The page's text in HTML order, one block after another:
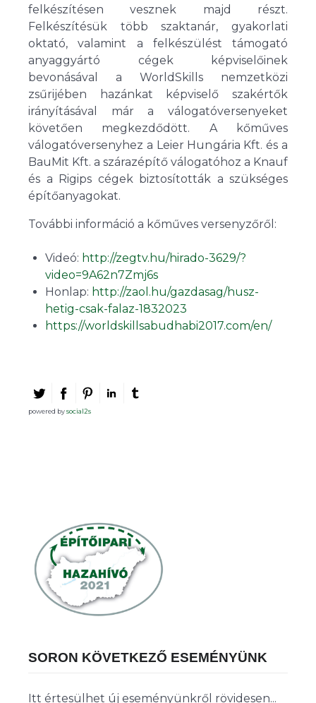
felkészítésen vesznek majd részt.
Felkészítésük több szaktanár, gyakorlati
oktató, valamint a felkészülést támogató
anyaggyártó cégek képviselőinek
bevonásával a WorldSkills nemzetközi
zsűrijében hazánkat képviselő szakértők
irányításával már a válogatóversenyeket
követően megkezdődött. A kőműves
válogatóversenyhez a Leier Hungária Kft. és a
BauMit Kft. a szárazépítő válogatóhoz a Knauf
és a Rigips cégek biztosították a szükséges
építőanyagokat.
További információ a kőműves versenyzőről:
Videó: http://zegtv.hu/hirado-3629/?
video=9A62n7Zmj6s
Honlap: http://zaol.hu/gazdasag/husz-
hetig-csak-falaz-1832023
https://worldskillsabudhabi2017.com/en/
powered bysocial2s
SORON KÖVETKEZŐ ESEMÉNYÜNK
Itt értesülhet új eseményünkről rövidesen...